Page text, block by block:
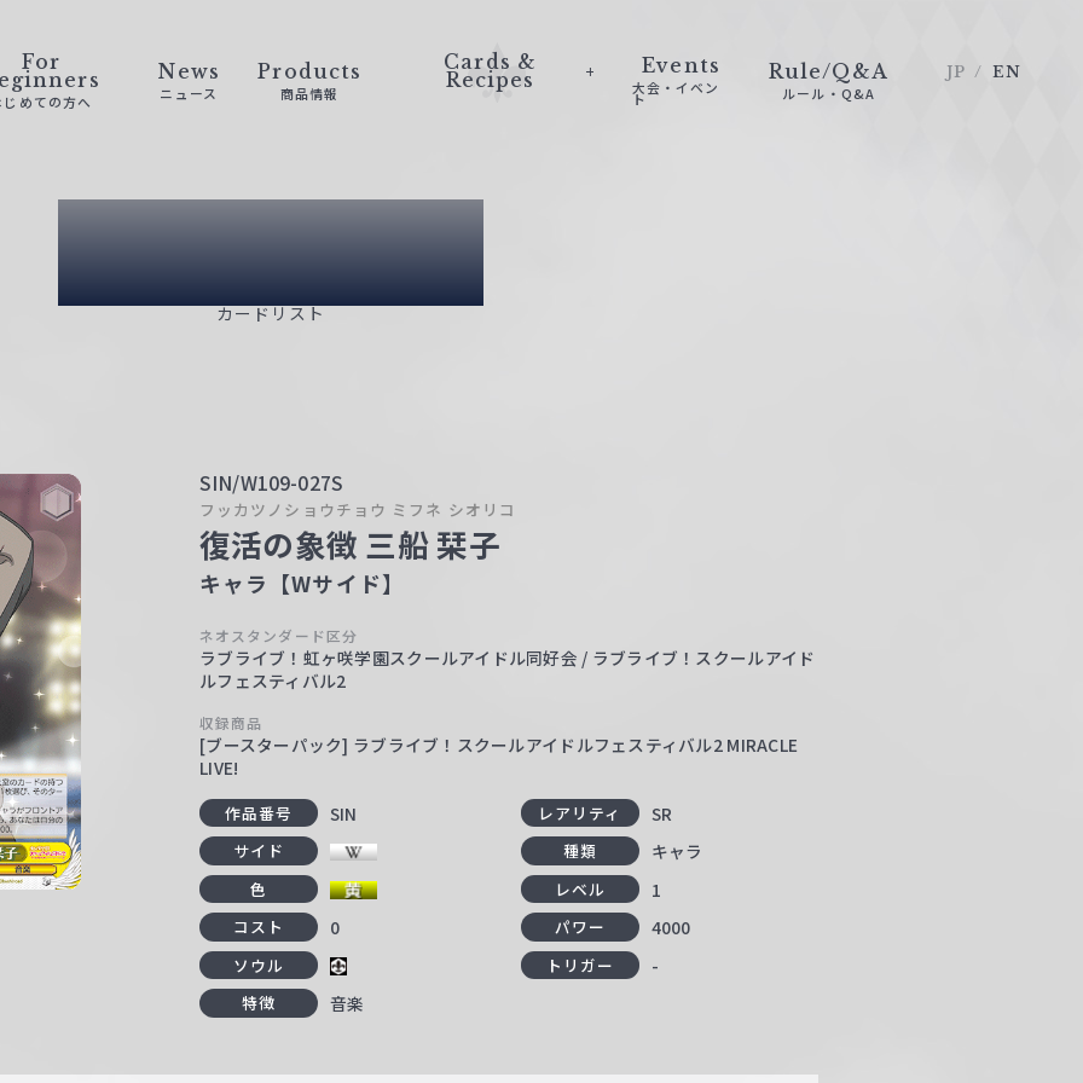
For
じめての方へ
News
ニュース
Products
商品情報
Cards &
Recipes
Events
大会・イベン
ト
Rule/Q&A
ルール・Q&A
JP EN
Card List
カードリスト
SIN/W109-027S
フッカツノショウチョウ ミフネ シオリコ
復活の象徴 三船 栞子
キャラ【Wサイド】
ネオスタンダード区分
ラブライブ！虹ヶ咲学園スクールアイドル同好会 / ラブライブ！スクールアイド
ルフェスティバル2
収録商品
[ブースターパック] ラブライブ！スクールアイドルフェスティバル2 MIRACLE
LIVE!
作品番号 SIN レアリティ SR
サイド 種類 キャラ
色 レベル 1
コスト 0 パワー 4000
ソウル トリガー -
特徴 音楽